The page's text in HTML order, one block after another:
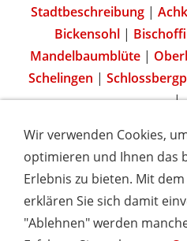
Stadtbeschreibung |
Bickensohl |
Mandelbaumblüte |
Schelingen |
|
IMPRESSUM COOKIES
TOURISMUSHELD
Wir verwenden Cookies,
optimieren und Ihnen das
Erlebnis zu bieten. Mit
erklären Sie sich damit
"Ablehnen" werden